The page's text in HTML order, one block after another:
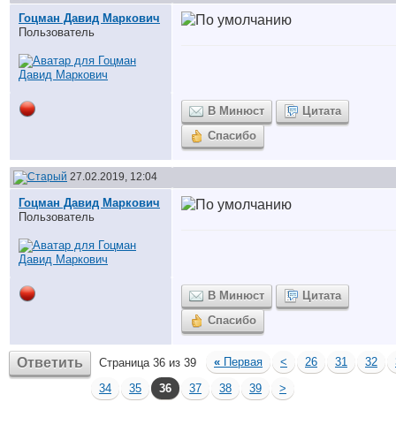
Гоцман Давид Маркович
Пользователь
В Минюст
Цитата
Спасибо
27.02.2019, 12:04
Гоцман Давид Маркович
Пользователь
В Минюст
Цитата
Спасибо
Ответить Страница 36 из 39 « Первая < 26 31 32
34
35 36 37 38 39 >